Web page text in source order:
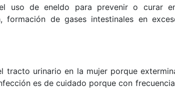
uso de eneldo para prevenir o curar
formación de gases intestinales en
tracto urinario en la mujer porque
es de cuidado porque con